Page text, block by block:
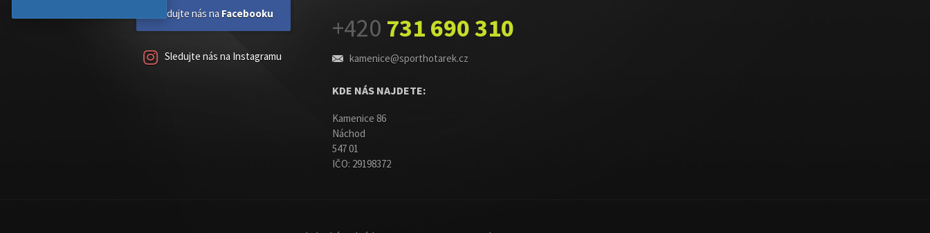
Sledujte nás na Facebooku
Sledujte nás na Instagramu
+420 731 690 310
kamenice@sporthotarek.cz
KDE NÁS NAJDETE:
Kamenice 86
Náchod
547 01
IČO: 29198372